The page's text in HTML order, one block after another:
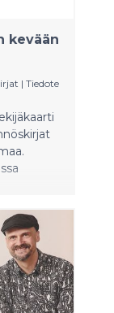
kevään
| Tiedote
koiran
ja
Selaa